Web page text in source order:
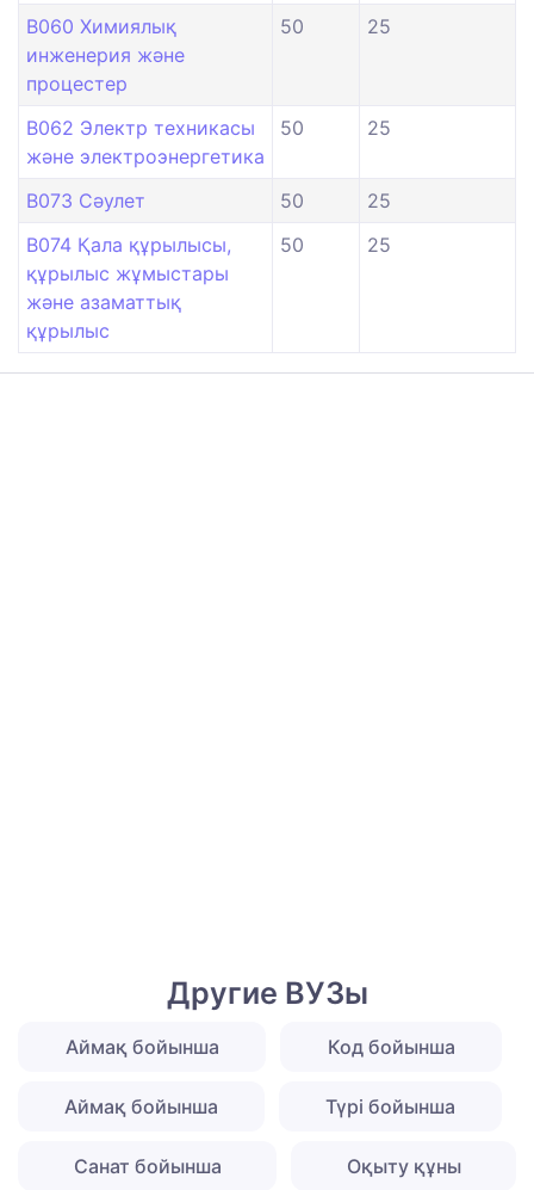
B060 Химиялық
инженерия және
процестер
50 25
B062 Электр техникасы
және электроэнергетика
50 25
B073 Сәулет 50
25
B074 Қала құрылысы,
құрылыс жұмыстары
және азаматтық
құрылыс
50 25
Другие ВУЗы
Аймақ бойынша Код бойынша
Аймақ бойынша Түрі бойынша
Санат бойынша Оқыту құны